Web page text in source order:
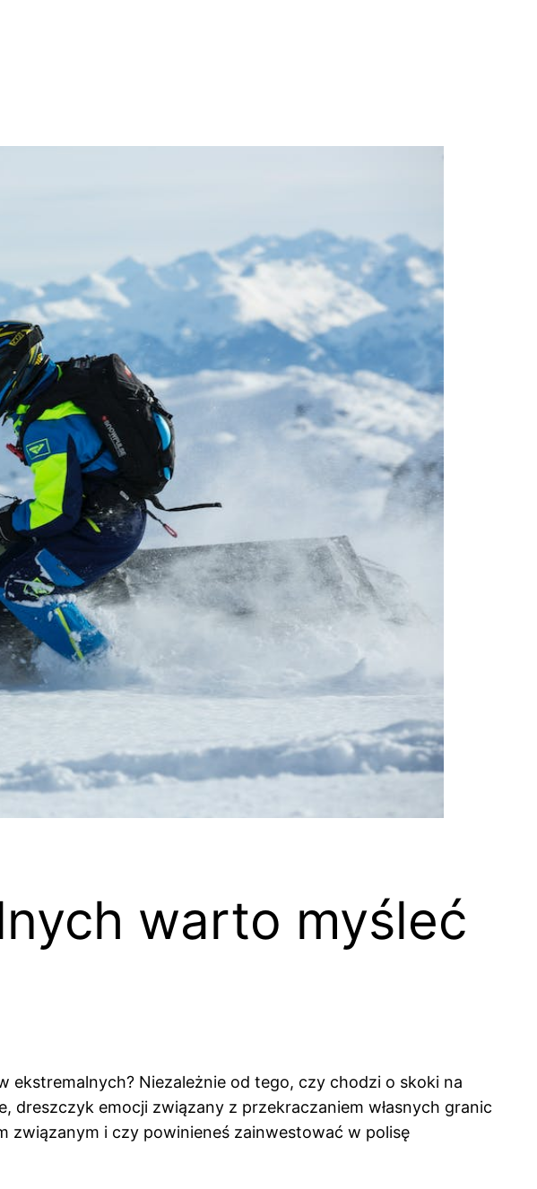
warto myśleć
ekstremalnych? Niezależnie od tego, czy chodzi o skoki na
emocji związany z przekraczaniem własnych granic
związanym i czy powinieneś zainwestować w polisę